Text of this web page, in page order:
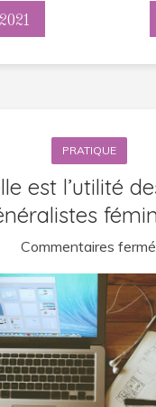
PRATIQUE
est l’utilité
Commentaires